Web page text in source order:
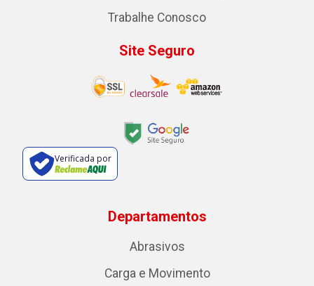
Trabalhe Conosco
Site Seguro
Verificada por
Departamentos
Abrasivos
Carga e Movimento